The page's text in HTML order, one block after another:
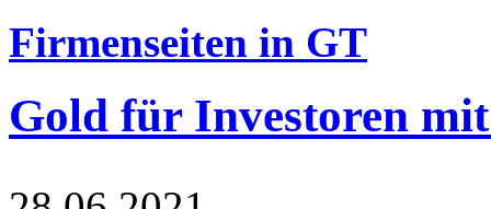
Firmenseiten in GT
Gold für Investoren